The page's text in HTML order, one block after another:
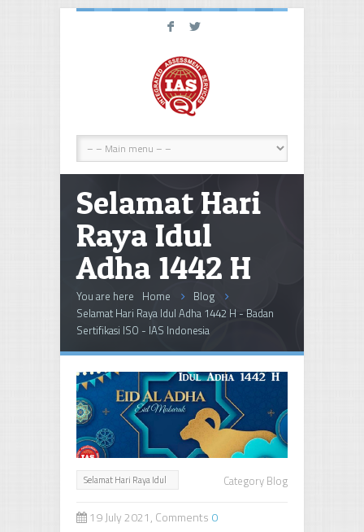
F L
Selamat Hari
Raya Idul
Adha 1442 H
You are here Home
Blog
Selamat Hari Raya Idul Adha 1442 H - Badan
Sertifikasi ISO - IAS Indonesia
Selamat Hari Raya Idul
Category Blog
19 July 2021, Comments 0